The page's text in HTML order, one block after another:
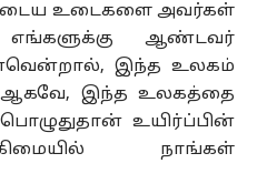
உடைகளை அவர்கள்
எங்களுக்கு ஆண்டவர்
இந்த உலகம்
ஆகவே, இந்த உலகத்தை
உயிர்ப்பின்
நாங்கள்